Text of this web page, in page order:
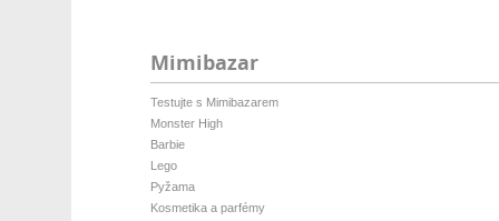
Mimibazar
Testujte s Mimibazarem
Monster High
Barbie
Lego
Pyžama
Kosmetika a parfémy